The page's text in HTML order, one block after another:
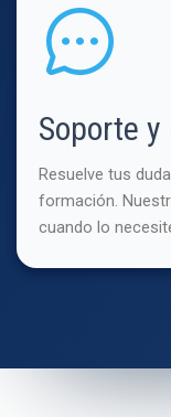
Soporte y
Resuelve tus
formación.
cuando lo